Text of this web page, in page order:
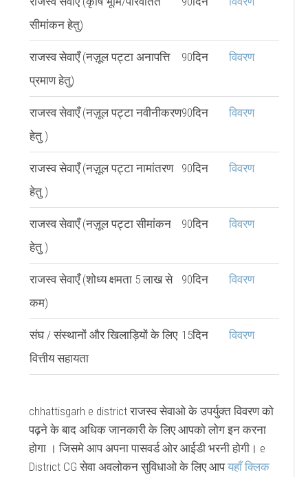
सीमांकन हेतु)
राजस्व सेवाएँ (नज़ूल पट्टा अनापत्ति
प्रमाण हेतु)
90दिन विवरण
राजस्व सेवाएँ (नज़ूल पट्टा नवीनीकरण
हेतु )
90दिन विवरण
राजस्व सेवाएँ (नज़ूल पट्टा नामांतरण
हेतु )
90दिन विवरण
राजस्व सेवाएँ (नज़ूल पट्टा सीमांकन
हेतु )
90दिन विवरण
राजस्व सेवाएँ (शोध्य क्षमता 5 लाख से
कम)
90दिन विवरण
संघ / संस्थानों और खिलाड़ियों के लिए
वित्तीय सहायता
15दिन विवरण
chhattisgarh e district राजस्व सेवाओ के उपर्युक्त विवरण को
पढ़ने के बाद अधिक जानकारी के लिए आपको लोग इन करना
होगा । जिसमे आप अपना पासवर्ड ओर आईडी भरनी होगी। e
District CG सेवा अवलोकन सुविधाओ के लिए आपयहाँ क्लिक